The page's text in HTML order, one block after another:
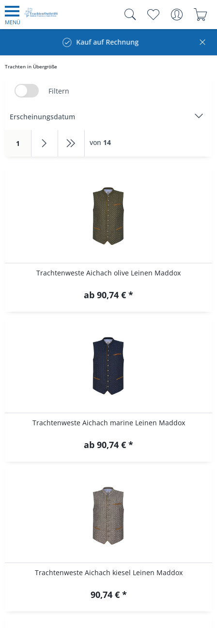
MENÜ
Kauf auf Rechnung
Trachten in Übergröße
Filtern
1 von 14
Trachtenweste Aichach olive Leinen Maddox
ab 90,74 € *
Trachtenweste Aichach marine Leinen Maddox
ab 90,74 € *
Trachtenweste Aichach kiesel Leinen Maddox
90,74 € *